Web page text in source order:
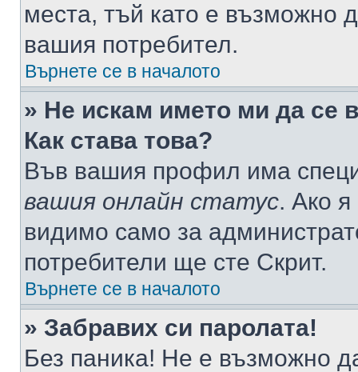
места, тъй като е възможно
вашия потребител.
Върнете се в началото
» Не искам името ми да се
Как става това?
Във вашия профил има
вашия онлайн статус. Ако
видимо само за
потребители ще сте Скрит.
Върнете се в началото
» Забравих си паролата!
Без паника! Не е възможно